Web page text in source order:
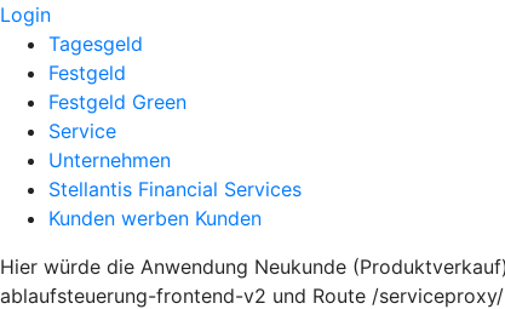
Login
Tagesgeld
Festgeld
Festgeld Green
Service
Unternehmen
Stellantis Financial Services
Kunden werben Kunden
Hier würde die Anwendung Neukunde
ablaufsteuerung-frontend-v2 und Route /